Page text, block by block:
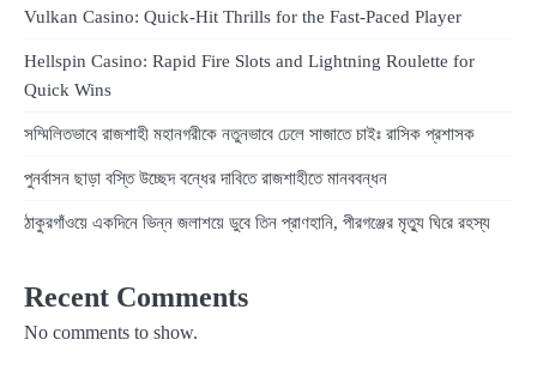
Vulkan Casino: Quick‑Hit Thrills for the Fast‑Paced Player
Hellspin Casino: Rapid Fire Slots and Lightning Roulette for
Quick Wins
সম্মিলিতভাবে রাজশাহী মহানগরীকে নতুনভাবে ঢেলে সাজাতে চাইঃ রাসিক প্রশাসক
পুনর্বাসন ছাড়া বস্তি উচ্ছেদ বন্ধের দাবিতে রাজশাহীতে মানববন্ধন
ঠাকুরগাঁওয়ে একদিনে ভিন্ন জলাশয়ে ডুবে তিন প্রাণহানি, পীরগঞ্জের মৃত্যু ঘিরে রহস্য
Recent Comments
No comments to show.